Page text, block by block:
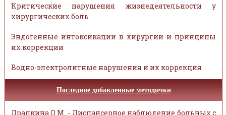
Критические нарушения жизнедеятельности у
хирургических боль
Эндогенные интоксикации в хирургии и принципы
их коррекции
Водно-электролитные нарушения и их коррекция
Последние добавленные методички
Драпкина О.М. - Диспансерное наблюдение больных с